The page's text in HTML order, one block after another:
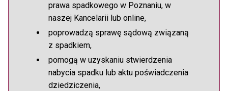
prawa spadkowego w Poznaniu, w
naszej Kancelarii lub online,
poprowadzą sprawę sądową związaną
z spadkiem,
pomogą w uzyskaniu stwierdzenia
nabycia spadku lub aktu poświadczenia
dziedziczenia,